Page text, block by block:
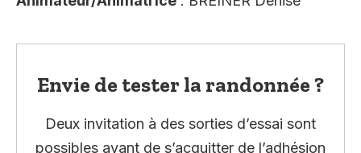
Envie de tester la randonnée ?
Deux invitation à des sorties d’essai sont
possibles avant de s’acquitter de l’adhésion